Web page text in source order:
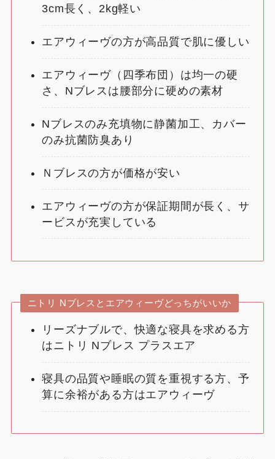
3cm長く、2kg軽い
エアウィーヴの方が高品質で肌に優しい
エアウィーヴ（四季布団）は均一の硬
さ、Nブレスは腰部分に硬めの素材
Nブレスのみ充填物に静菌加工、カバー
のみ抗菌防臭あり
Ｎブレスの方が価格が安い
エアウィーヴの方が保証期間が長く、サ
ービスが充実している
ニトリ Nブレスとエアウィーヴどっちがいいか
リーズナブルで、快適な寝具を求める方
はニトリ Nブレス プラスエア
寝具の品質や睡眠の質を重視する方、予
算に余裕がある方はエアウィーヴ